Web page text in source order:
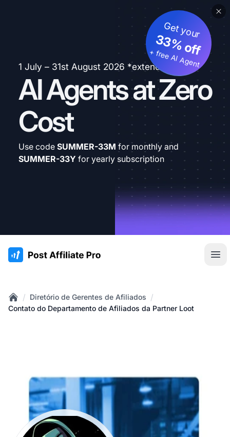
1 July – 31st August 2026 *extended
AI Agents at Zero
Cost
Get your
33% off
+ free AI Agent
Use code SUMMER-33M for monthly and
SUMMER-33Y for yearly subscription
:site.title
Home
/ Diretório de Gerentes de Afiliados /
Contato do Departamento de Afiliados da Partner Loot